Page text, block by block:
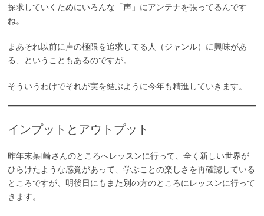
探求していくためにいろんな「声」にアンテナを張ってるんです
ね。
まあそれ以前に声の極限を追求してる人（ジャンル）に興味があ
る、ということもあるのですが。
そういうわけでそれが実を結ぶように今年も精進していきます。
インプットとアウトプット
昨年末某I崎さんのところへレッスンに行って、全く新しい世界が
ひらけたような感覚があって、学ぶことの楽しさを再確認している
ところですが、明後日にもまた別の方のところにレッスンに行って
きます。